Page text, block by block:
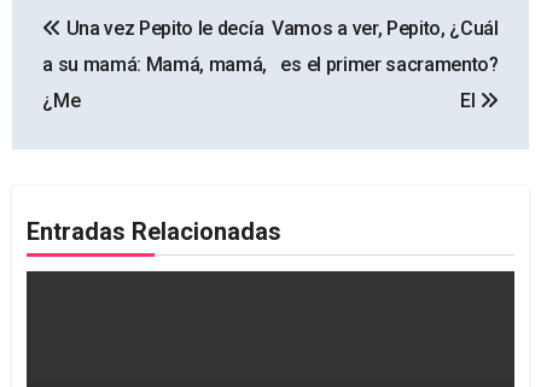
de
entradas
Una vez Pepito le decía
a su mamá: Mamá, mamá,
¿Me
Vamos a ver, Pepito, ¿Cuál
es el primer sacramento?
El
Entradas Relacionadas